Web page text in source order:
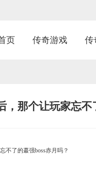
页 传奇游戏 传
，那个让玩家忘不
不了的蕞强boss赤月吗？